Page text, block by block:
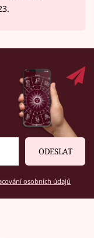
ODESLAT
osobních údajů